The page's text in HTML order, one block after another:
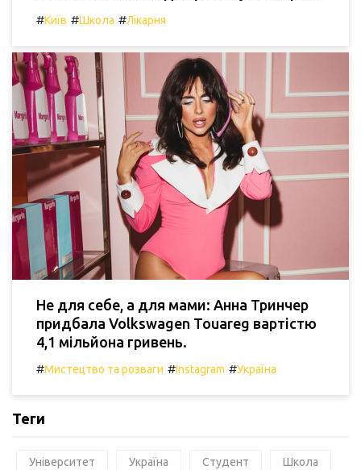
#Київ #Школа #Лікарня
Не для себе, а для мами: Анна Тринчер
придбала Volkswagen Touareg вартістю
4,1 мільйона гривень.
#Мистецтво та розваги #Instagram #Україна
Теги
Університет Україна Студент Школа